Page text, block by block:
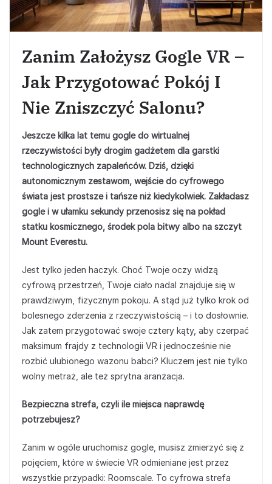
Zanim Założysz Gogle VR –
Jak Przygotować Pokój I
Nie Zniszczyć Salonu?
Jeszcze kilka lat temu gogle do wirtualnej
rzeczywistości były drogim gadżetem dla garstki
technologicznych zapaleńców. Dziś, dzięki
autonomicznym zestawom, wejście do cyfrowego
świata jest prostsze i tańsze niż kiedykolwiek. Zakładasz
gogle i w ułamku sekundy przenosisz się na pokład
statku kosmicznego, środek pola bitwy albo na szczyt
Mount Everestu.
Jest tylko jeden haczyk. Choć Twoje oczy widzą
cyfrową przestrzeń, Twoje ciało nadal znajduje się w
prawdziwym, fizycznym pokoju. A stąd już tylko krok od
bolesnego zderzenia z rzeczywistością – i to dosłownie.
Jak zatem przygotować swoje cztery kąty, aby czerpać
maksimum frajdy z technologii VR i jednocześnie nie
rozbić ulubionego wazonu babci? Kluczem jest nie tylko
wolny metraż, ale też sprytna aranżacja.
Bezpieczna strefa, czyli ile miejsca naprawdę
potrzebujesz?
Zanim w ogóle uruchomisz gogle, musisz zmierzyć się z
pojęciem, które w świecie VR odmieniane jest przez
wszystkie przypadki: Roomscale. To cyfrowa strefa